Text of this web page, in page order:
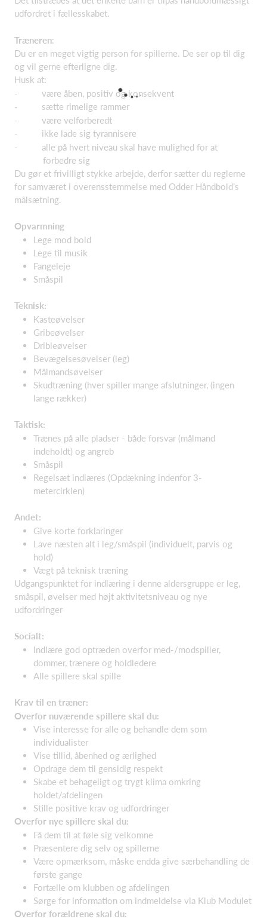
udfordret i fællesskabet.
Træneren:
Du er en meget vigtig person for spillerne. De ser op til dig
og vil gerne efterligne dig.
Husk at:
- være åben, positiv og konsekvent
- sætte rimelige rammer
- være velforberedt
- ikke lade sig tyrannisere
- alle på hvert niveau skal have mulighed for at
forbedre sig
Du gør et frivilligt stykke arbejde, derfor sætter du reglerne
for samværet i overensstemmelse med Odder Håndbold’s
målsætning.
Opvarmning
Lege mod bold
Lege til musik
Fangeleje
Småspil
Teknisk:
Kasteøvelser
Gribeøvelser
Dribleøvelser
Bevægelsesøvelser (leg)
Målmandsøvelser
Skudtræning (hver spiller mange afslutninger, (ingen
lange rækker)
Taktisk:
Trænes på alle pladser - både forsvar (målmand
indeholdt) og angreb
Småspil
Regelsæt indlæres (Opdækning indenfor 3-
metercirklen)
Andet:
Give korte forklaringer
Lave næsten alt i leg/småspil (individuelt, parvis og
hold)
Vægt på teknisk træning
Udgangspunktet for indlæring i denne aldersgruppe er leg,
småspil, øvelser med højt aktivitetsniveau og nye
udfordringer
Socialt:
Indlære god optræden overfor med-/modspiller,
dommer, trænere og holdledere
Alle spillere skal spille
Krav til en træner:
Overfor nuværende spillere skal du:
Vise interesse for alle og behandle dem som
individualister
Vise tillid, åbenhed og ærlighed
Opdrage dem til gensidig respekt
Skabe et behageligt og trygt klima omkring
holdet/afdelingen
Stille positive krav og udfordringer
Overfor nye spillere skal du:
Få dem til at føle sig velkomne
Præsentere dig selv og spillerne
Være opmærksom, måske endda give særbehandling de
første gange
Fortælle om klubben og afdelingen
Sørge for information om indmeldelse via Klub Modulet
Overfor forældrene skal du: